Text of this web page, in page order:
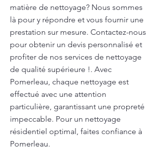
matière de nettoyage? Nous sommes
là pour y répondre et vous fournir une
prestation sur mesure. Contactez-nous
pour obtenir un devis personnalisé et
profiter de nos services de nettoyage
de qualité supérieure !. Avec
Pomerleau, chaque nettoyage est
effectué avec une attention
particulière, garantissant une propreté
impeccable. Pour un nettoyage
résidentiel optimal, faites confiance à
Pomerleau.